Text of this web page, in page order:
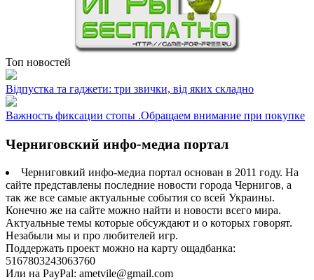
Топ новостей
Відпустка та гаджети: три звички, від яких складно
Важность фиксации стопы .Обращаем внимание при покупке
Черниговский инфо-медиа портал
Черниговкий инфо-медиа портал основан в 2011 году. На
сайте представлены последние новости города Чернигов, а
так же все самые актуальные события со всей Украины.
Конечно же на сайте можно найти и новости всего мира.
Актуальные темы которые обсуждают и о которых говорят.
Незабыли мы и про любителей игр.
Поддержать проект можно на карту ощадбанка:
5167803243063760
Или на PayPal: ametvile@gmail.com